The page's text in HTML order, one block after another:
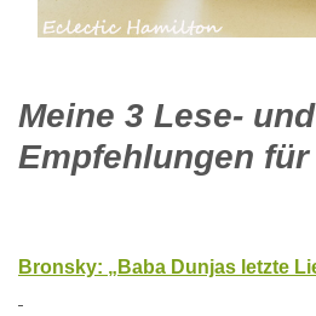
Meine 3 Lese-
Empfehlungen
Bronsky: „Baba Dunjas letzte